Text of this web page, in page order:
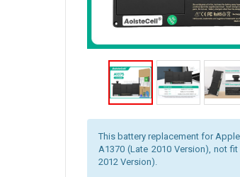
This battery replacement for
A1370 (Late 2010 Version), not
2012 Version).